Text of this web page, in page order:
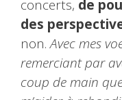
concerts, de
des
non.Avec mes
remerciant par
coup de main